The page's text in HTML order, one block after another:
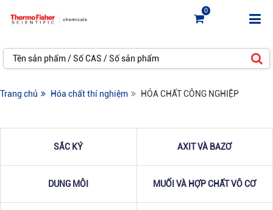
0
Trang chủ Hóa chất thí nghiệm HÓA CHẤT CÔNG NGHIỆP
SẮC KÝ AXIT VÀ BAZƠ
DUNG MÔI MUỐI VÀ HỢP CHẤT VÔ CƠ